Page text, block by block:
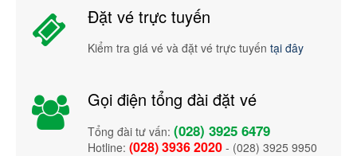
Đặt vé trực tuyến
Kiểm tra giá vé và đặt vé trực tuyến tại đây
Gọi điện tổng đài đặt vé
Tổng đài tư vấn: (028) 3925 6479
Hotline: (028) 3936 2020 - (028) 3925 9950